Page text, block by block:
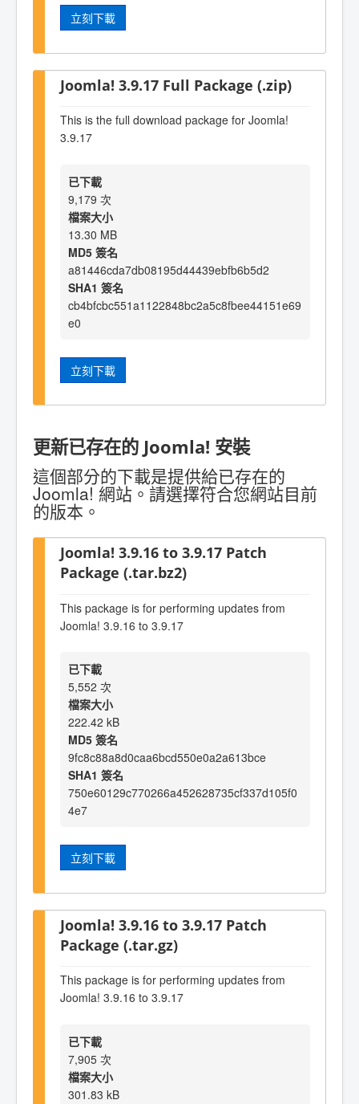
立刻下載
Joomla! 3.9.17 Full Package (.zip)
This is the full download package for Joomla!
3.9.17
已下載
9,179 次
檔案大小
13.30 MB
MD5 簽名
a81446cda7db08195d44439ebfb6b5d2
SHA1 簽名
cb4bfcbc551a1122848bc2a5c8fbee44151e69
e0
立刻下載
更新已存在的 Joomla! 安裝
這個部分的下載是提供給已存在的
Joomla! 網站。請選擇符合您網站目前
的版本。
Joomla! 3.9.16 to 3.9.17 Patch
Package (.tar.bz2)
This package is for performing updates from
Joomla! 3.9.16 to 3.9.17
已下載
5,552 次
檔案大小
222.42 kB
MD5 簽名
9fc8c88a8d0caa6bcd550e0a2a613bce
SHA1 簽名
750e60129c770266a452628735cf337d105f0
4e7
立刻下載
Joomla! 3.9.16 to 3.9.17 Patch
Package (.tar.gz)
This package is for performing updates from
Joomla! 3.9.16 to 3.9.17
已下載
7,905 次
檔案大小
301.83 kB